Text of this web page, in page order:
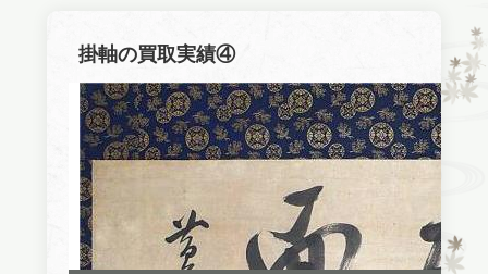
掛軸の買取実績④